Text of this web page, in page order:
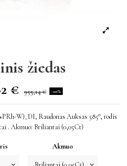
žiedas
€ 955,14 € -10%
W)_DI, Raudonas Auksas 585°, rodis
. Akmuo: Briliantai (0,05Ct)
Akmuo